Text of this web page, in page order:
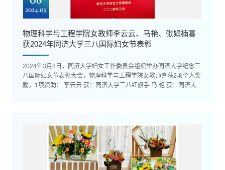
2024.03
物理科学与工程学院女教师李云云、马艳、张娟楠喜
获2024年同济大学三八国际妇女节表彰
2024年3月8日，同济大学妇女工作委员会组织举办同济大学纪念三
八国际妇女节表彰大会，物理科学与工程学院女教师喜获2项个人奖
励，1项资助： 李云云 获：同济大学三八红旗手 马 艳 获：同济大学